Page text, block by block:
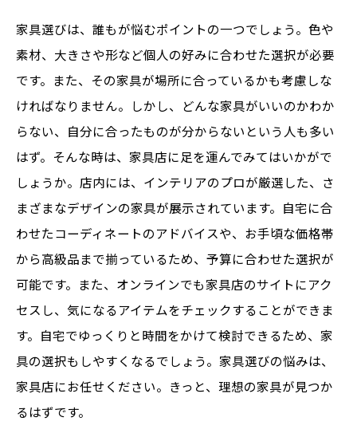
家具選びは、誰もが悩むポイントの一つでしょう。色や
素材、大きさや形など個人の好みに合わせた選択が必要
です。また、その家具が場所に合っているかも考慮しな
ければなりません。しかし、どんな家具がいいのかわか
らない、自分に合ったものが分からないという人も多い
はず。そんな時は、家具店に足を運んでみてはいかがで
しょうか。店内には、インテリアのプロが厳選した、さ
まざまなデザインの家具が展示されています。自宅に合
わせたコーディネートのアドバイスや、お手頃な価格帯
から高級品まで揃っているため、予算に合わせた選択が
可能です。また、オンラインでも家具店のサイトにアク
セスし、気になるアイテムをチェックすることができま
す。自宅でゆっくりと時間をかけて検討できるため、家
具の選択もしやすくなるでしょう。家具選びの悩みは、
家具店にお任せください。きっと、理想の家具が見つか
るはずです。